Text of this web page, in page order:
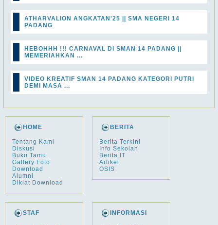
ATHARVALION ANGKATAN'25 || SMA NEGERI 14
PADANG
HEBOHHH !!! CARNAVAL DI SMAN 14 PADANG ||
MEMERIAHKAN ...
VIDEO KREATIF SMAN 14 PADANG KATEGORI PUTRI
DEMI MASA ...
HOME
Tentang Kami
Diskusi
Buku Tamu
Gallery Foto
Download
Alumni
Diklat Download
BERITA
Berita Terkini
Info Sekolah
Berita IT
Artikel
OSIS
STAF INFORMASI